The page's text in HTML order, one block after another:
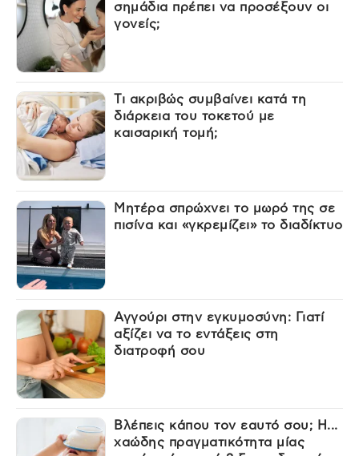
σημάδια πρέπει να προσέξουν οι
γονείς;
Τι ακριβώς συμβαίνει κατά τη
διάρκεια του τοκετού με
καισαρική τομή;
Μητέρα σπρώχνει το μωρό της σε
πισίνα και «γκρεμίζει» το διαδίκτυο
Αγγούρι στην εγκυμοσύνη: Γιατί
αξίζει να το εντάξεις στη
διατροφή σου
Βλέπεις κάπου τον εαυτό σου; Η...
χαώδης πραγματικότητα μίας